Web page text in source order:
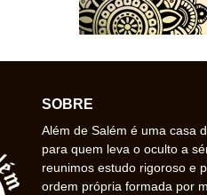
SOBRE
Além de Salém é uma casa
para quem leva o oculto a
reunimos estudo rigoroso e
ordem própria formada por